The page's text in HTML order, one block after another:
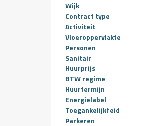
Wijk
Contract type
Activiteit
Vloeroppervlakte
Personen
Sanitair
Huurprijs
BTW regime
Huurtermijn
Energielabel
Toegankelijkheid
Parkeren